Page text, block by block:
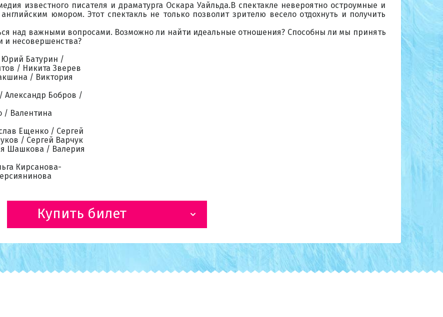
известного писателя и драматурга Оскара Уайльда.В спектакле невероятно остроумные и
юмором. Этот спектакль не только позволит зрителю весело отдохнуть и получить
над важными вопросами. Возможно ли найти идеальные отношения? Способны ли мы принять
и несовершенства?
Батурин /
/ Никита Зверев
/ Виктория
Александр Бобров /
/ Валентина
Ещенко / Сергей
/ Сергей Варчук
Шашкова / Валерия
Кирсанова-
Купить билет